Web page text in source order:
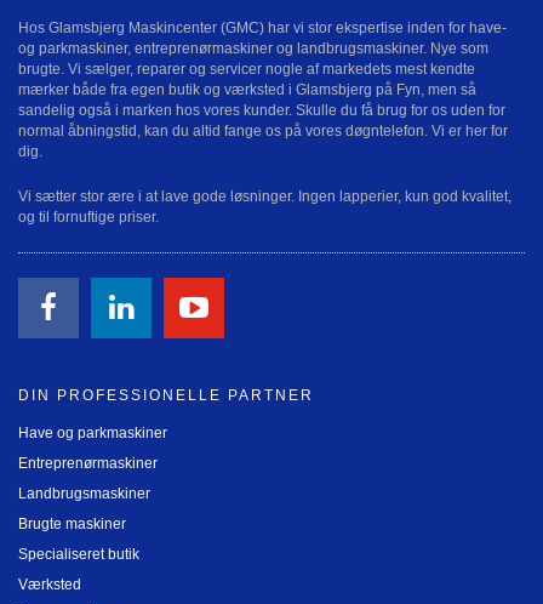
Hos Glamsbjerg Maskincenter (GMC) har vi stor ekspertise inden for have-
og parkmaskiner, entreprenørmaskiner og landbrugsmaskiner. Nye som
brugte. Vi sælger, reparer og servicer nogle af markedets mest kendte
mærker både fra egen butik og værksted i Glamsbjerg på Fyn, men så
sandelig også i marken hos vores kunder. Skulle du få brug for os uden for
normal åbningstid, kan du altid fange os på vores døgntelefon. Vi er her for
dig.
Vi sætter stor ære i at lave gode løsninger. Ingen lapperier, kun god kvalitet,
og til fornuftige priser.
DIN PROFESSIONELLE PARTNER
Have og parkmaskiner
Entreprenørmaskiner
Landbrugsmaskiner
Brugte maskiner
Specialiseret butik
Værksted